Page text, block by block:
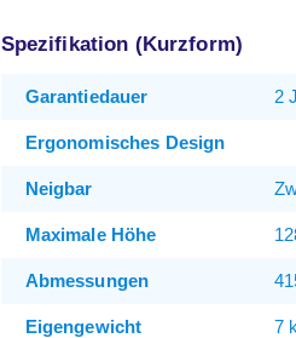
Spezifikation (Kurzform)
Garantiedauer 2
Ergonomisches Design
Neigbar
Maximale Höhe
Abmessungen
Eigengewicht 7